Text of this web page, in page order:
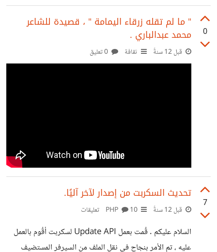
daftar dan menangkan sebanyak
banyaknya. 0
" ما لم تقله زرقاء اليمامة " ، قصيدة للشاعر
محمد عبدالباري .
قبل 12 سنةً ثقافة
7
تحديث السكربت من إصدار لآخر آليًا.
قبل 12 سنةً 10 تعليقات
السلام عليكم . قُمت بعمل Update API لسكربت أقُوم بالعمل
عليه ، تم الأمر بنجاح في نقل الملف من السيرفر المستضيف